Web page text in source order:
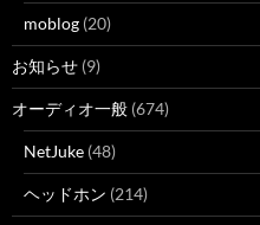
moblog (20)
お知らせ (9)
オーディオ一般 (674)
NetJuke (48)
ヘッドホン (214)